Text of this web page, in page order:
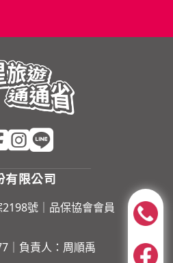
有限公司
號｜品保協會會員
｜負責人：周順禹